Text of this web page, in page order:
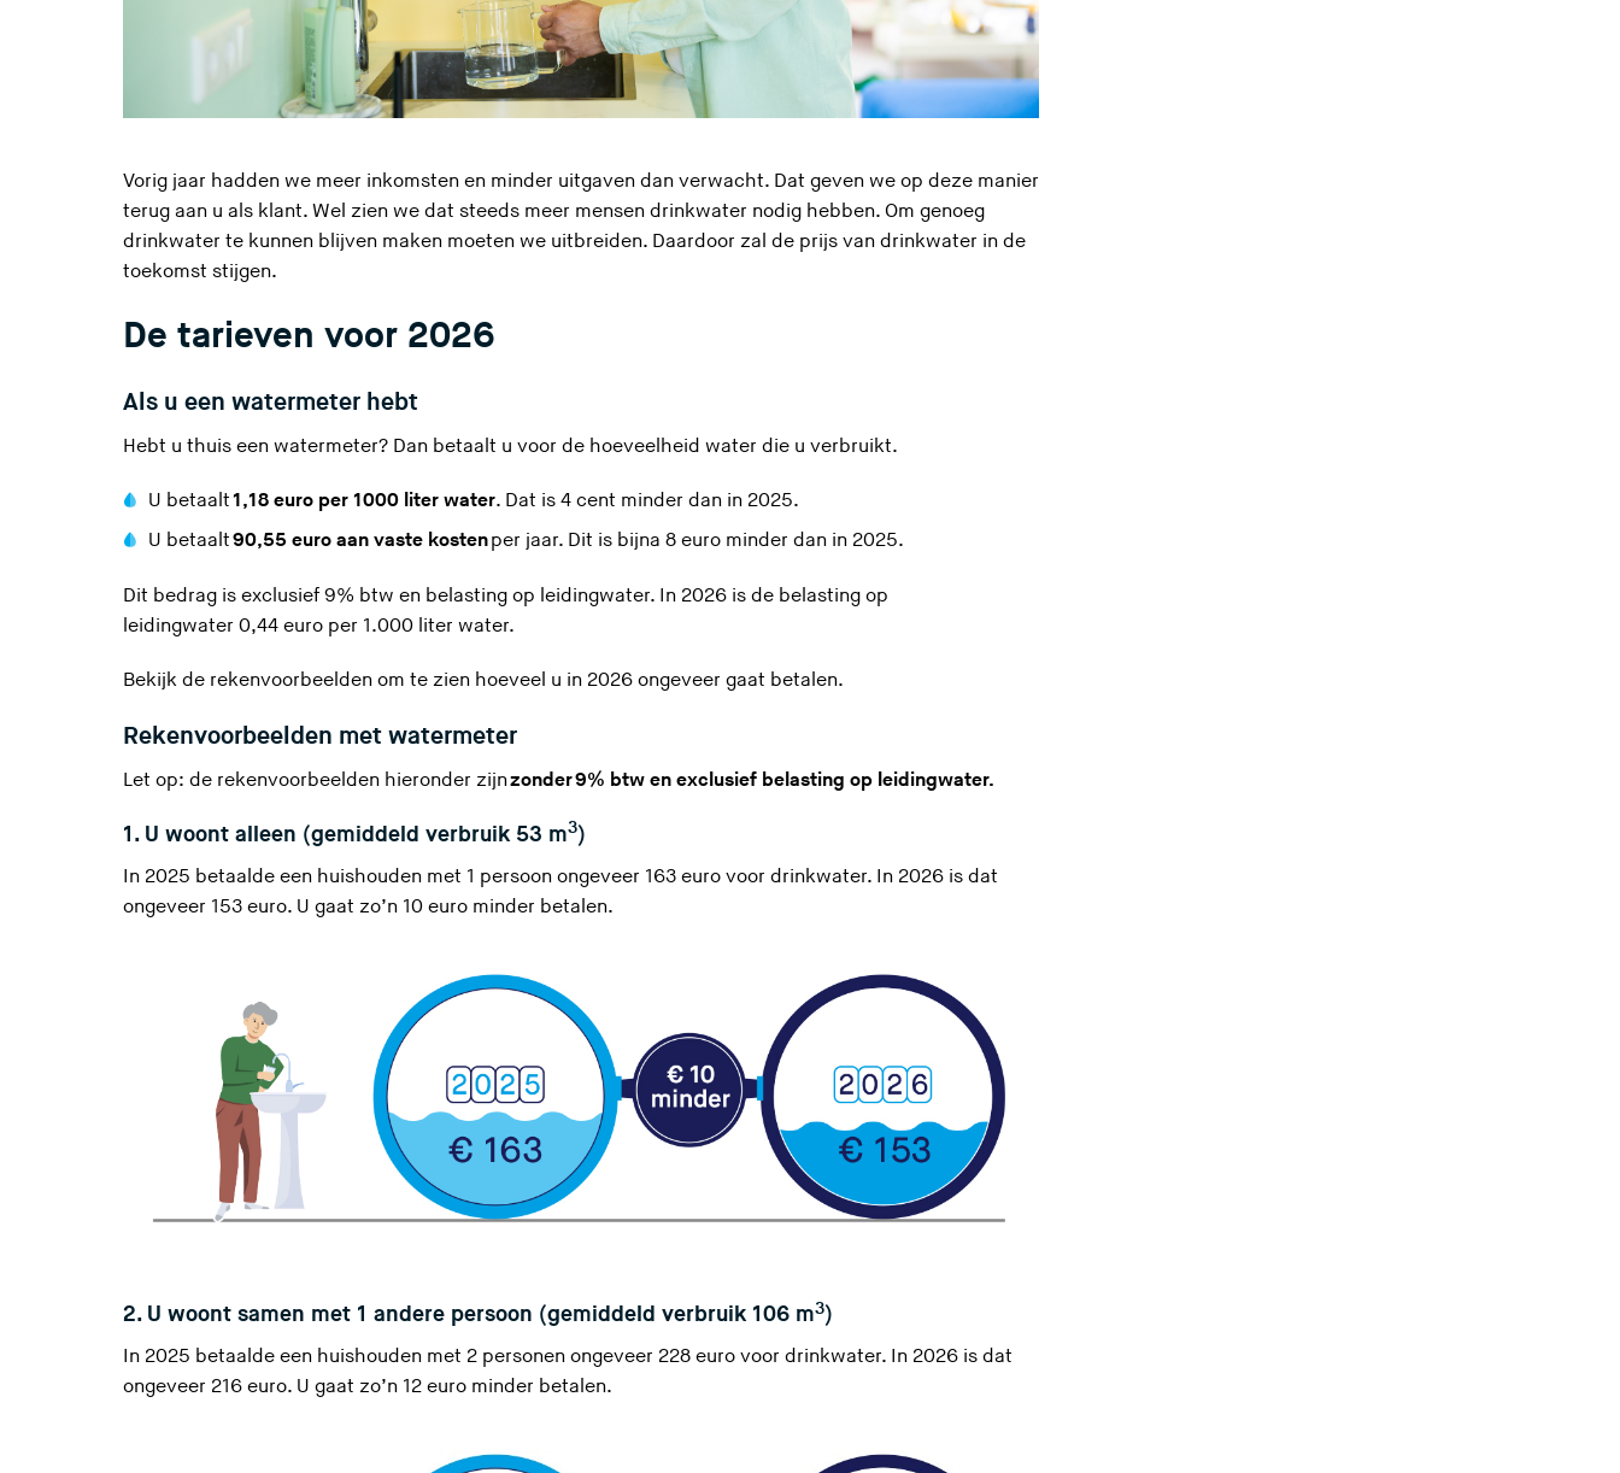
Vorig jaar hadden we meer inkomsten en minder uitgaven dan verwacht. Dat geven we op deze manier
terug aan u als klant. Wel zien we dat steeds meer mensen drinkwater nodig hebben. Om genoeg
drinkwater te kunnen blijven maken moeten we uitbreiden. Daardoor zal de prijs van drinkwater in de
toekomst stijgen.
De tarieven voor 2026
Als u een watermeter hebt
Hebt u thuis een watermeter? Dan betaalt u voor de hoeveelheid water die u verbruikt.
U betaalt1,18 euro per 1000 liter water. Dat is 4 cent minder dan in 2025.
U betaalt90,55 euro aan vaste kostenper jaar. Dit is bijna 8 euro minder dan in 2025.
Dit bedrag is exclusief 9% btw en belasting op leidingwater. In 2026 is de belasting op
leidingwater 0,44 euro per 1.000 liter water.
Bekijk de rekenvoorbeelden om te zien hoeveel u in 2026 ongeveer gaat betalen.
Rekenvoorbeelden met watermeter
Let op: de rekenvoorbeelden hieronder zijnzonder 9% btw en exclusief belasting op leidingwater.
1. U woont alleen (gemiddeld verbruik 53 m3)
In 2025 betaalde een huishouden met 1 persoon ongeveer 163 euro voor drinkwater. In 2026 is dat
ongeveer 153 euro. U gaat zo’n 10 euro minder betalen.
2. U woont samen met 1 andere persoon (gemiddeld verbruik 106 m3)
In 2025 betaalde een huishouden met 2 personen ongeveer 228 euro voor drinkwater. In 2026 is dat
ongeveer 216 euro. U gaat zo’n 12 euro minder betalen.